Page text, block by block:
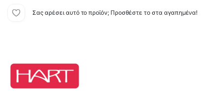
Σας αρέσει αυτό το προϊόν; Προσθέστε το στα αγαπημένα!